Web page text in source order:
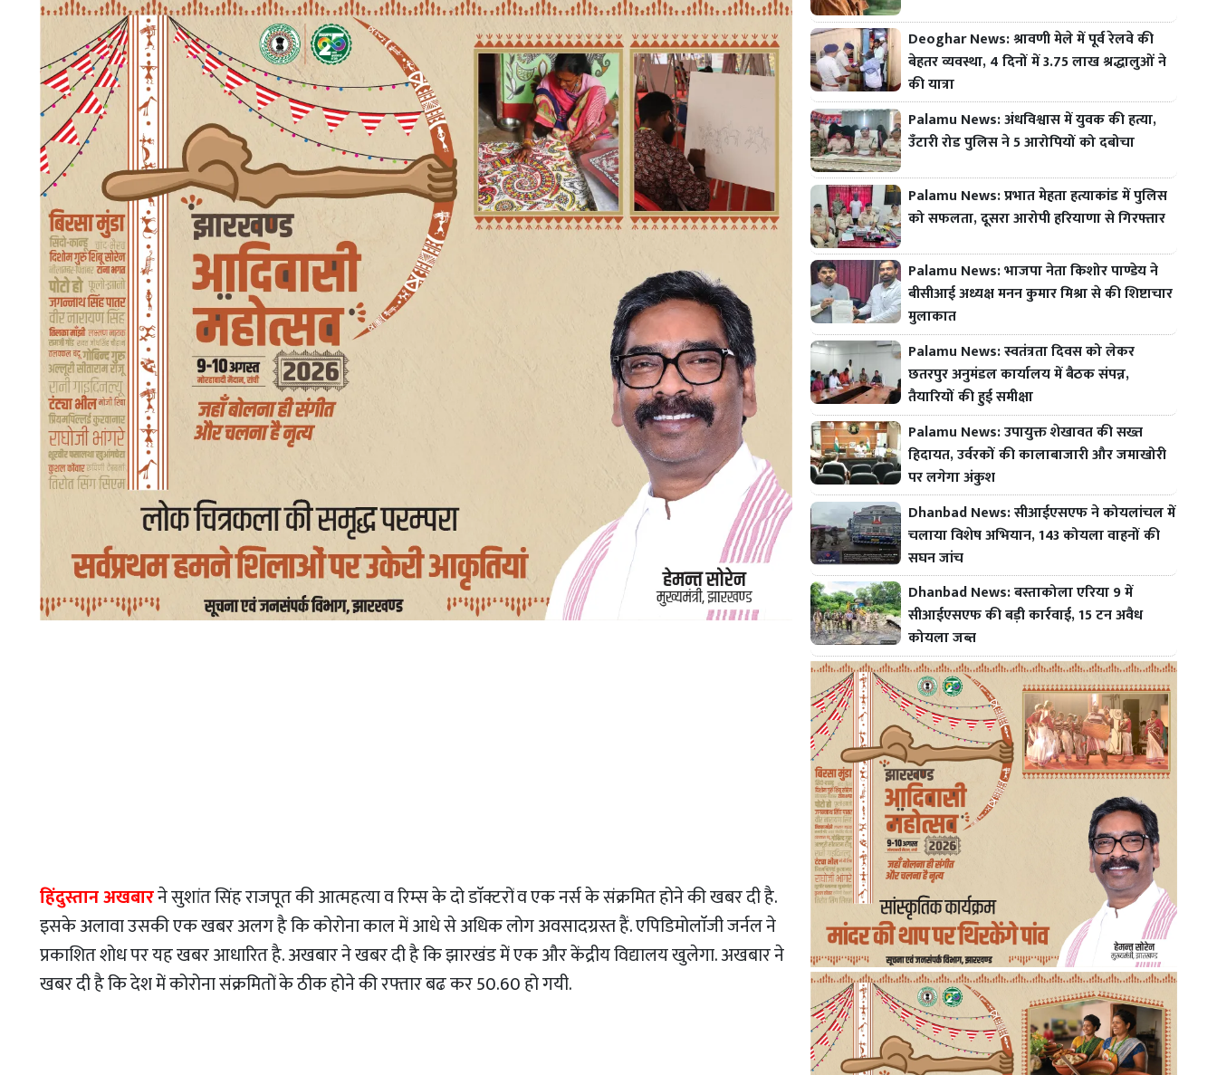
हिंदुस्तान अखबारने सुशांत सिंह राजपूत की आत्महत्या व रिम्स के दो डाॅक्टरों व एक नर्स के संक्रमित होने की खबर दी है.
इसके अलावा उसकी एक खबर अलग है कि कोरोना काल में आधे से अधिक लोग अवसादग्रस्त हैं. एपिडिमोलाॅजी जर्नल ने
प्रकाशित शोध पर यह खबर आधारित है. अखबार ने खबर दी है कि झारखंड में एक और केंद्रीय विद्यालय खुलेगा. अखबार ने
खबर दी है कि देश में कोरोना संक्रमितों के ठीक होने की रफ्तार बढ कर 50.60 हो गयी.
Deoghar News: श्रावणी मेले में पूर्व रेलवे की
बेहतर व्यवस्था, 4 दिनों में 3.75 लाख श्रद्धालुओं ने
की यात्रा
Palamu News: अंधविश्वास में युवक की हत्या,
उँटारी रोड पुलिस ने 5 आरोपियों को दबोचा
Palamu News: प्रभात मेहता हत्याकांड में पुलिस
को सफलता, दूसरा आरोपी हरियाणा से गिरफ्तार
Palamu News: भाजपा नेता किशोर पाण्डेय ने
बीसीआई अध्यक्ष मनन कुमार मिश्रा से की शिष्टाचार
मुलाकात
Palamu News: स्वतंत्रता दिवस को लेकर
छतरपुर अनुमंडल कार्यालय में बैठक संपन्न,
तैयारियों की हुई समीक्षा
Palamu News: उपायुक्त शेखावत की सख्त
हिदायत, उर्वरकों की कालाबाजारी और जमाखोरी
पर लगेगा अंकुश
Dhanbad News: सीआईएसएफ ने कोयलांचल में
चलाया विशेष अभियान, 143 कोयला वाहनों की
सघन जांच
Dhanbad News: बस्ताकोला एरिया 9 में
सीआईएसएफ की बड़ी कार्रवाई, 15 टन अवैध
कोयला जब्त